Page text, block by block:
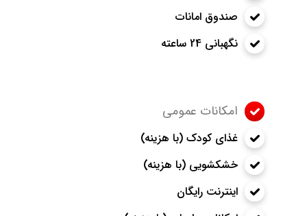
صندوق امانات
نگهبانی 24 ساعته
امکانات عمومی
غذای کودک (با هزینه)
خشکشویی (با هزینه)
اینترنت رایگان